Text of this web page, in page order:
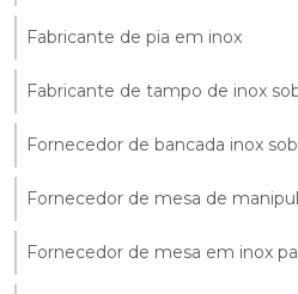
Fabricante de pia em inox
Fabricante de tampo de inox
Fornecedor de bancada inox
Fornecedor de mesa de
Fornecedor de mesa em inox